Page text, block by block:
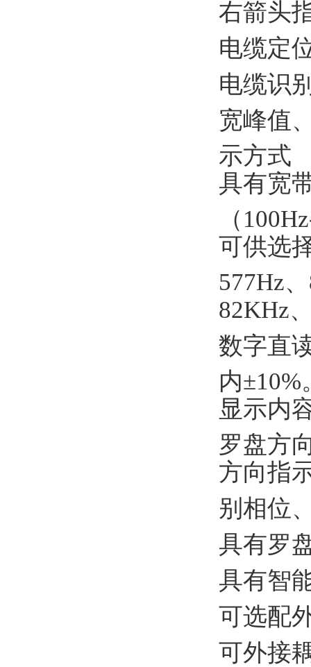
右箭头
电缆定
电缆识
宽峰值
示方式
具有宽
（
可供选
577Hz
82KHz
数字直
内±10%
显示内
罗盘方
方向指
别相位
具有罗
具有智
可选配
可外接